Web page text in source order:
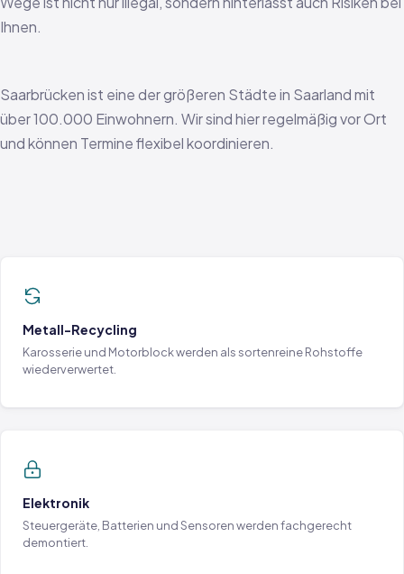
Ihnen.
Saarbrücken ist eine der größeren Städte in Saarland mit
über 100.000 Einwohnern. Wir sind hier regelmäßig vor Ort
und können Termine flexibel koordinieren.
Metall-Recycling
Karosserie und Motorblock werden als sortenreine Rohstoffe
wiederverwertet.
Elektronik
Steuergeräte, Batterien und Sensoren werden fachgerecht
demontiert.